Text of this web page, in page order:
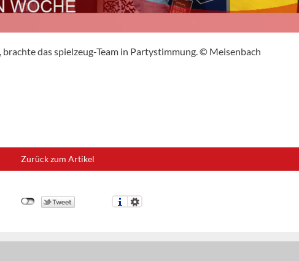
das spielzeug-Team in Partystimmung. © Meisenbach
Zurück zum Artikel